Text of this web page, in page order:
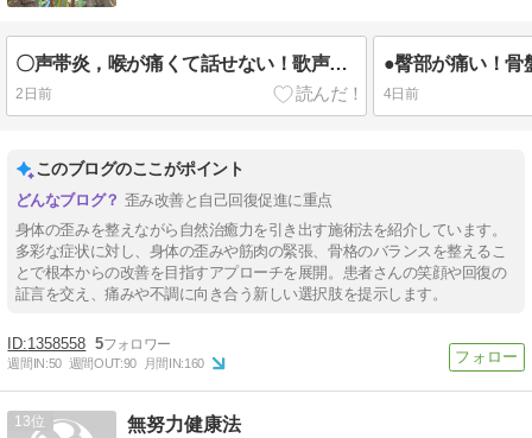
〇声帯炎，喉が痛くて話せない！歌声が良く出ない！
2日前 4日前
このブログのここがポイント
歪み改善と自己回復促進に重点
身体の歪みを整えながら自然治癒力を引き出す施術法を紹介しています。
多彩な症状に対し、身体の歪みや筋肉の緊張、骨格のバランスを整えるこ
とで根本からの改善を目指すアプローチを展開。患者さんの笑顔や回復の
証言を交え、痛みや不調に向き合う新しい選択肢を提示します。
1358558 5
週間IN:50 週間OUT:90 月間IN:160
13 無努力健康法